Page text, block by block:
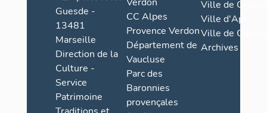
Guesde -
13481
Marseille
Direction de la
Culture -
Service
Patrimoine
CC Alpes
Provence Verdon
Département de
Vaucluse
Parc des
Baronnies
provençales
Ville de Grasse
Ville d'Apt
Ville de
Archives